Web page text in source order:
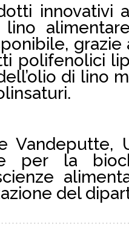
innovativi
grazie
polifenolici
di lino
per la
del